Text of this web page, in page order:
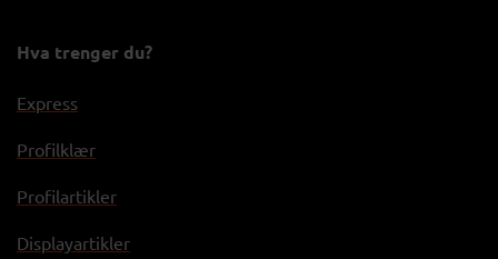
Hva trenger du?
Express
Profilklær
Profilartikler
Displayartikler